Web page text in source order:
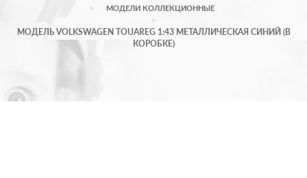
МОДЕЛИ КОЛЛЕКЦИОННЫЕ
МОДЕЛЬ VOLKSWAGEN TOUAREG 1:43 МЕТАЛЛИЧЕСКАЯ СИНИЙ (В
КОРОБКЕ)